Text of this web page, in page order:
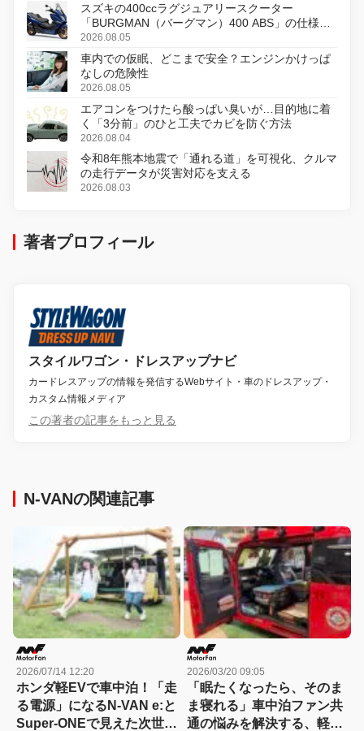
スズキの400ccラグジュアリースクーター
「BURGMAN（バーグマン）400 ABS」の仕様を
変更し、8月18日に発売
2026.08.05
車内での仮眠、どこまで安全？エンジンかけっぱ
なしの危険性
2026.08.05
エアコンをつけたら酸っぱい臭いが…目的地に着
く「3分前」のひと工夫でカビを防ぐ方法
2026.08.04
令和8年熊本地震で「通れる道」を可視化、クルマ
の走行データが災害対応を支える
2026.08.03
著者プロフィール
スタイルワゴン・ドレスアップナビ
カードレスアップの情報を発信するWebサイト・車のドレスアップ・
カスタム情報メディア
この著者の記事をもっと見る
N-VANの関連記事
2026/07/14 12:20
ホンダ軽EVで車中泊！「走
る電源」になるN-VAN e:と
Super-ONEで見えた次世代
2026/03/20 09:05
「眠たくなったら、そのま
ま寝れる」車中泊ファン共
通の悩みを解決する、軽バ